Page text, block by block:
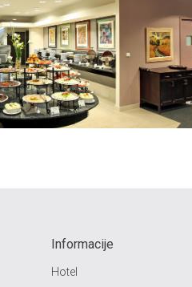
Informacije
Hotel